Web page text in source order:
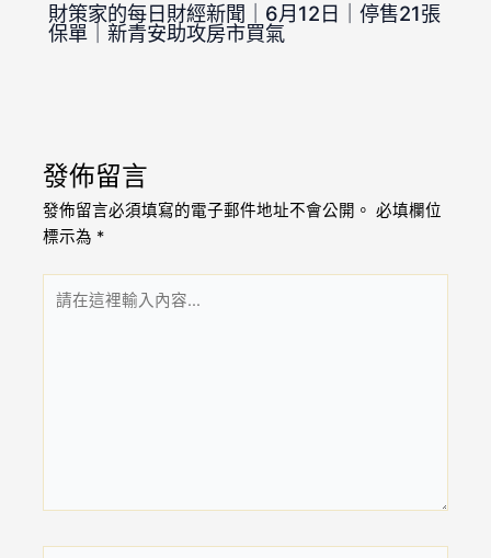
財策家的每日財經新聞｜6月12日｜停售21張
保單｜新青安助攻房市買氣
發佈留言
發佈留言必須填寫的電子郵件地址不會公開。 必填欄位
標示為 *
在